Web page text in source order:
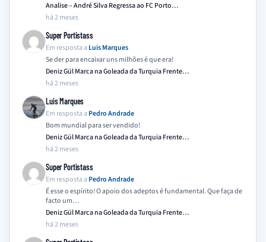
Analise – André Silva Regressa ao FC Porto…
há 2 meses
Super Portistass
Em resposta a Luis Marques
Se der para encaixar uns milhões é que era!
Deniz Gül Marca na Goleada da Turquia Frente…
há 2 meses
Luis Marques
Em resposta a Pedro Andrade
Bom mundial para ser vendido!
Deniz Gül Marca na Goleada da Turquia Frente…
há 2 meses
Super Portistass
Em resposta a Pedro Andrade
É esse o espírito! O apoio dos adeptos é fundamental. Que faça de
facto um…
Deniz Gül Marca na Goleada da Turquia Frente…
há 2 meses